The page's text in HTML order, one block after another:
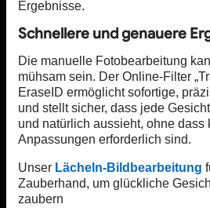
Ergebnisse.
Schnellere und genauere
Die manuelle Fotobearbeitung
mühsam sein. Der Online-Filter
EraseID ermöglicht sofortige,
und stellt sicher, dass jede
und natürlich aussieht, ohne dass
Anpassungen erforderlich sind.
Unser Lächeln-Bildbearbeitung
Zauberhand, um glückliche
zaubern